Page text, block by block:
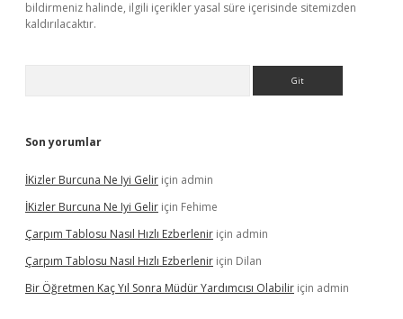
bildirmeniz halinde, ilgili içerikler yasal süre içerisinde sitemizden
kaldırılacaktır.
Son yorumlar
İKizler Burcuna Ne Iyi Gelir için admin
İKizler Burcuna Ne Iyi Gelir için Fehime
Çarpım Tablosu Nasıl Hızlı Ezberlenir için admin
Çarpım Tablosu Nasıl Hızlı Ezberlenir için Dilan
Bir Öğretmen Kaç Yıl Sonra Müdür Yardımcısı Olabilir için admin